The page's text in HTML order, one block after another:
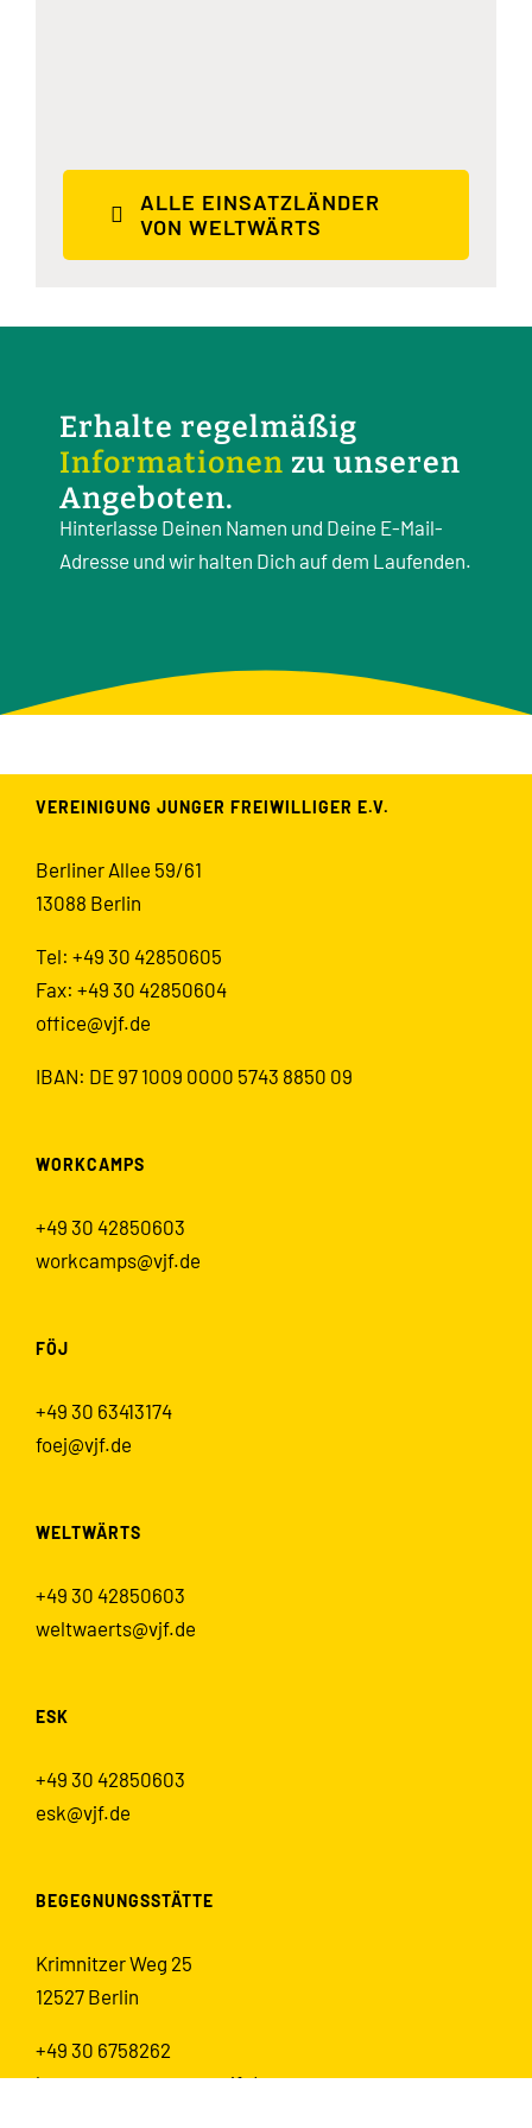
ALLE EINSATZLÄNDER
VON WELTWÄRTS
Erhalte regelmäßig
Informationen zu unseren
Angeboten.
Hinterlasse Deinen Namen und Deine E-Mail-
Adresse und wir halten Dich auf dem Laufenden.
VEREINIGUNG JUNGER FREIWILLIGER E.V.
Berliner Allee 59/61
13088 Berlin
Tel: +49 30 42850605
Fax: +49 30 42850604
office@vjf.de
IBAN: DE 97 1009 0000 5743 8850 09
WORKCAMPS
+49 30 42850603
workcamps@vjf.de
FÖJ
+49 30 63413174
foej@vjf.de
WELTWÄRTS
+49 30 42850603
weltwaerts@vjf.de
ESK
+49 30 42850603
esk@vjf.de
BEGEGNUNGSSTÄTTE
Krimnitzer Weg 25
12527 Berlin
+49 30 6758262
begegnungsstaette@vjf.de